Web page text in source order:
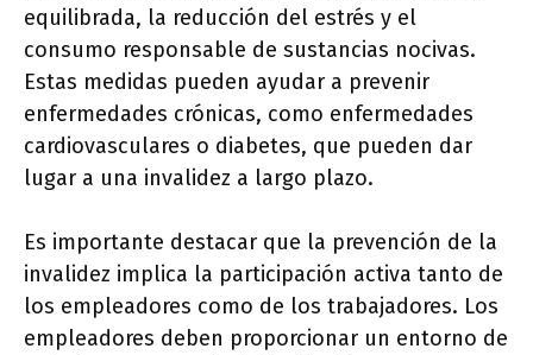
equilibrada, la reducción del estrés y el
consumo responsable de sustancias nocivas.
Estas medidas pueden ayudar a prevenir
enfermedades crónicas, como enfermedades
cardiovasculares o diabetes, que pueden dar
lugar a una invalidez a largo plazo.
Es importante destacar que la prevención de la
invalidez implica la participación activa tanto de
los empleadores como de los trabajadores. Los
empleadores deben proporcionar un entorno de